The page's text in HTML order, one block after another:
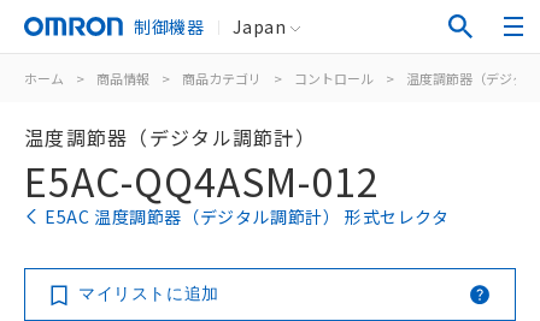
制御機器 Japan
ホーム > 商品情報 > 商品カテゴリ > コントロール > 温度調節器（デジタ
温度調節器（デジタル調節計）
E5AC-QQ4ASM-012
E5AC 温度調節器（デジタル調節計） 形式セレクタ
マイリストに追加